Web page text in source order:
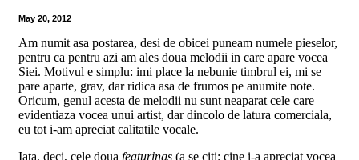
May 20, 2012
Am numit asa postarea, desi de obicei puneam numele pieselor,
pentru ca pentru azi am ales doua melodii in care apare vocea
Siei. Motivul e simplu: imi place la nebunie timbrul ei, mi se
pare aparte, grav, dar ridica asa de frumos pe anumite note.
Oricum, genul acesta de melodii nu sunt neaparat cele care
evidentiaza vocea unui artist, dar dincolo de latura comerciala,
eu tot i-am apreciat calitatile vocale.
Iata, deci, cele doua featurings (a se citi: cine i-a apreciat vocea